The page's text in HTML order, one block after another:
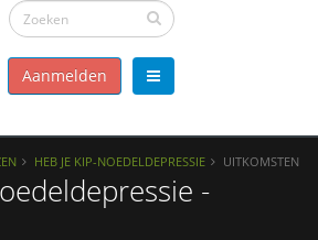
Aanmelden
HEB JE KIP-NOEDELDEPRESSIE UITKOMSTEN
-